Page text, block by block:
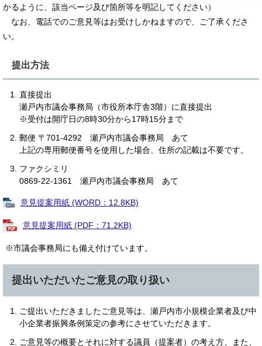
かるように、該当ページ及び箇所等を明記してください）
なお、電話でのご意見等はお受けしかねますので、ご了承くださ
い。
提出方法
直接提出
瀬戸内市議会事務局（市役所本庁舎3階）に直接提出
※受付は開庁日の8時30分から17時15分まで
郵便 〒701-4292 瀬戸内市議会事務局 あて
上記の専用郵便番号を使用した場合、住所の記載は不要です。
ファクシミリ
0869-22-1361 瀬戸内市議会事務局 あて
意見提案用紙 (WORD：12.8KB)
意見提案用紙 (PDF：71.2KB)
※市議会事務局にも備え付けています。
提出いただいたご意見の取り扱い
ご提出いただきましたご意見等は、瀬戸内市小規模企業者及び中
小企業者振興条例策定の参考にさせていただきます。
ご意見等の概要とそれに対する議員（提案者）の考え方、また、